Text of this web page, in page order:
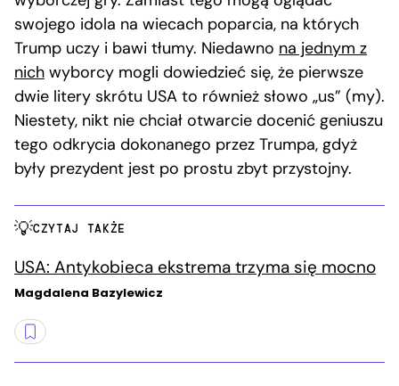
swojego idola na wiecach poparcia, na których
Trump uczy i bawi tłumy. Niedawno na jednym z
nich wyborcy mogli dowiedzieć się, że pierwsze
dwie litery skrótu USA to również słowo „us” (my).
Niestety, nikt nie chciał otwarcie docenić geniuszu
tego odkrycia dokonanego przez Trumpa, gdyż
były prezydent jest po prostu zbyt przystojny.
CZYTAJ TAKŻE
USA: Antykobieca ekstrema trzyma się mocno
Magdalena Bazylewicz